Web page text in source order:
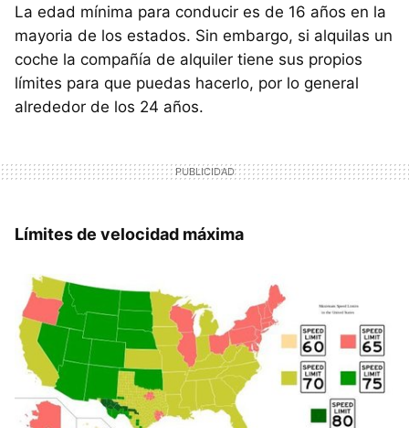
La edad mínima para conducir es de 16 años en la
mayoria de los estados. Sin embargo, si alquilas un
coche la compañía de alquiler tiene sus propios
límites para que puedas hacerlo, por lo general
alrededor de los 24 años.
Límites de velocidad máxima